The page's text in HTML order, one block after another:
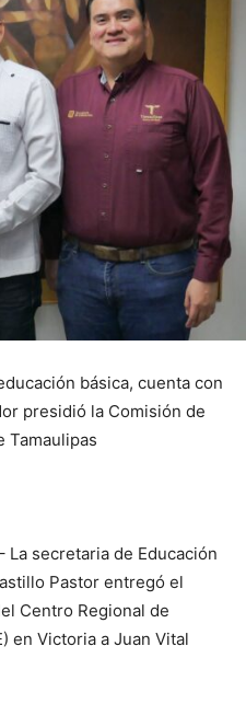
básica, cuenta con
presidió la Comisión de
Tamaulipas
La secretaria de Educación
Pastor entregó el
Centro Regional de
en Victoria a Juan Vital